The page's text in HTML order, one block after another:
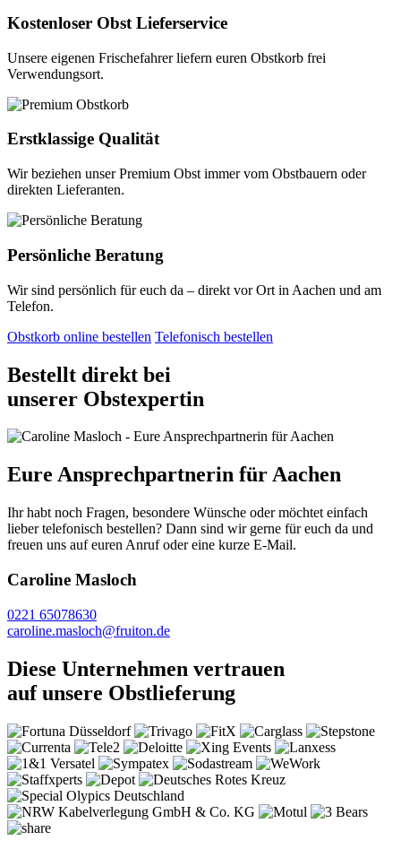
Kostenloser Obst Lieferservice
Unsere eigenen Frischefahrer liefern euren Obstkorb frei
Verwendungsort.
Erstklassige Qualität
Wir beziehen unser Premium Obst immer vom Obstbauern oder
direkten Lieferanten.
Persönliche Beratung
Wir sind persönlich für euch da – direkt vor Ort in Aachen und am
Telefon.
Obstkorb online bestellen Telefonisch bestellen
Bestellt direkt bei
unserer Obstexpertin
Eure Ansprechpartnerin für Aachen
Ihr habt noch Fragen, besondere Wünsche oder möchtet einfach
lieber telefonisch bestellen? Dann sind wir gerne für euch da und
freuen uns auf euren Anruf oder eine kurze E-Mail.
Caroline Masloch
0221 65078630
caroline.masloch@fruiton.de
Diese Unternehmen vertrauen
auf unsere Obstlieferung